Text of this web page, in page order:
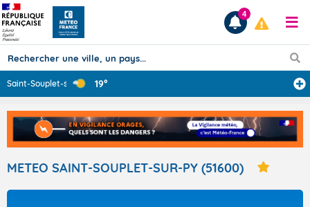
Prévisions
TOUS LES RÉSULTATS
Articles
4
Saint-Souplet-s ... 19°
METEO SAINT-SOUPLET-SUR-PY (51600)